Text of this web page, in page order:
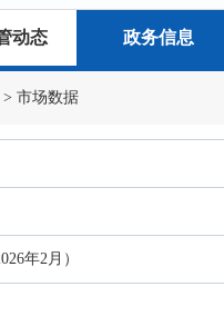
动态 政务信息
> 市场数据
年2月）